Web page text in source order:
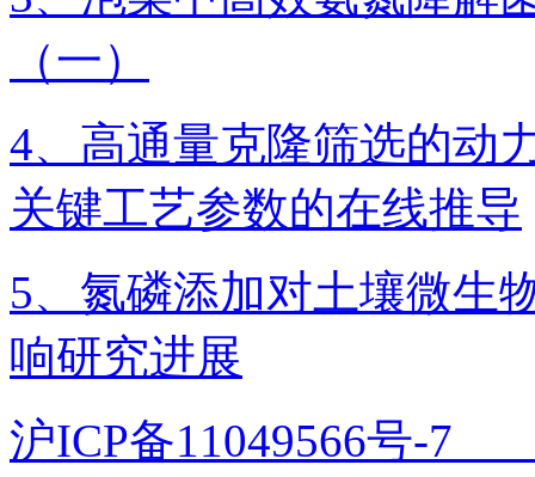
（一）
4、高通量克隆筛选的动
关键工艺参数的在线推导
5、氮磷添加对土壤微生
响研究进展
沪ICP备11049566号